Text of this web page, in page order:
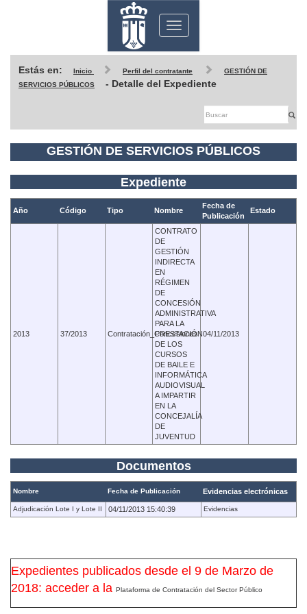
Toggle
navigation
Estás en: Inicio Perfil del contratante
GESTIÓN DE
SERVICIOS PÚBLICOS
- Detalle del Expediente
GESTIÓN DE SERVICIOS PÚBLICOS
Expediente
Año Código Tipo Nombre
Fecha de
Publicación
Estado
2013 37/2013 Contratación_Concesiones
CONTRATO
DE
GESTIÓN
INDIRECTA
EN
RÉGIMEN
DE
CONCESIÓN
ADMINISTRATIVA
PARA LA
PRESTACIÓN
DE LOS
CURSOS
DE BAILE E
INFORMÁTICA
AUDIOVISUAL
A IMPARTIR
EN LA
CONCEJALÍA
DE
JUVENTUD
04/11/2013
Documentos
Nombre Fecha de Publicación Evidencias electrónicas
Adjudicación Lote I y Lote II 04/11/2013 15:40:39 Evidencias
Expedientes publicados desde el 9 de Marzo de
2018: acceder a la Plataforma de Contratación del Sector Público